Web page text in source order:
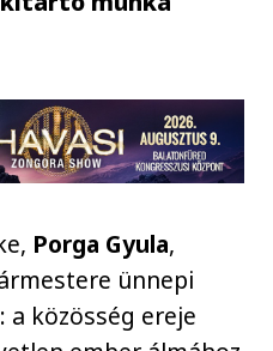
Porga Gyula,
ünnepi
a közösség ereje